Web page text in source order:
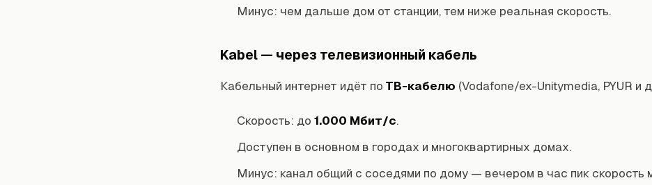
Минус: чем дальше дом от станции, тем ниже реальная скорость.
Kabel — через телевизионный кабель
Кабельный интернет идёт по ТВ-кабелю (Vodafone/ex-Unitymedia, PYUR и
Скорость: до 1.000 Мбит/с.
Доступен в основном в городах и многоквартирных домах.
Минус: канал общий с соседями по дому — вечером в час пик скорость